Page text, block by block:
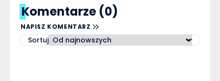
Komentarze (0)
NAPISZ KOMENTARZ
Sortuj